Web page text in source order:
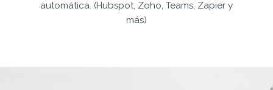
automática. (Hubspot, Zoho, Teams, Zapier y
más)